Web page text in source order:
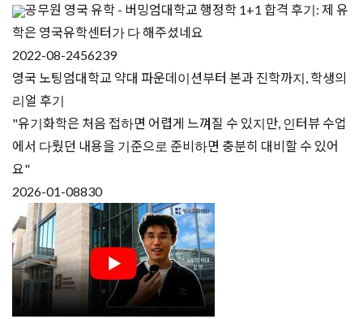
공무원 영국 유학 - 버밍엄대학교 행정학 1+1 합격 후기: 제 유
학은 영국유학센터가 다 해주셨네요
2022-08-2456239
영국 노팅엄대학교 약대 파운데이션부터 본과 진학까지, 학생의
리얼 후기
"유기화학은 처음 접하면 어렵게 느껴질 수 있지만, 인터뷰 수업
에서 다뤘던 내용을 기준으로 준비하면 충분히 대비할 수 있어
요"
2026-01-08830